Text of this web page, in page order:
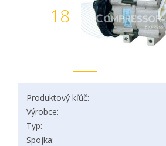
18
Produktový kľúč:
Výrobce:
Typ:
Spojka: